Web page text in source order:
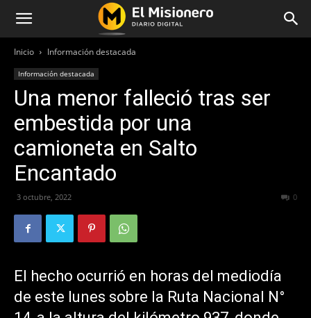
Inicio Información destacada
Información destacada
Una menor falleció tras ser
embestida por una
camioneta en Salto
Encantado
3 octubre, 2022 0
El hecho ocurrió en horas del mediodía
de este lunes sobre la Ruta Nacional N°